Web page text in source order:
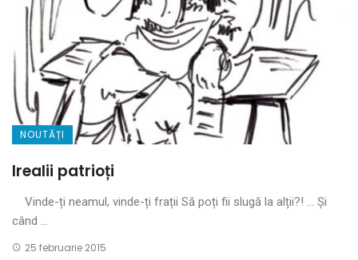
NOUTĂȚI
Irealii patrioți
Vinde-ți neamul, vinde-ți frații Să poți fii slugă la alții?! … Și
când ...
25 februarie 2015